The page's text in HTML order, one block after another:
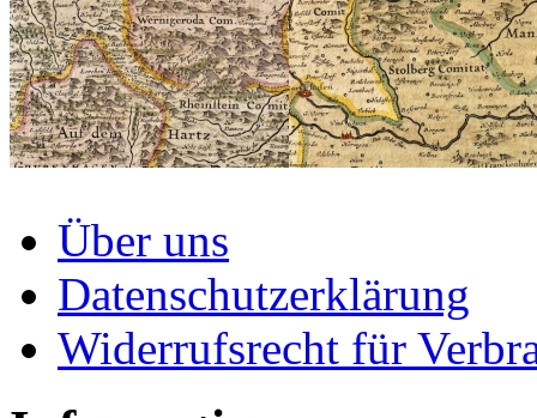
Über uns
Datenschutzerklärung
Widerrufsrecht für